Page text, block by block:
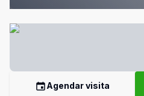
Agendar visita